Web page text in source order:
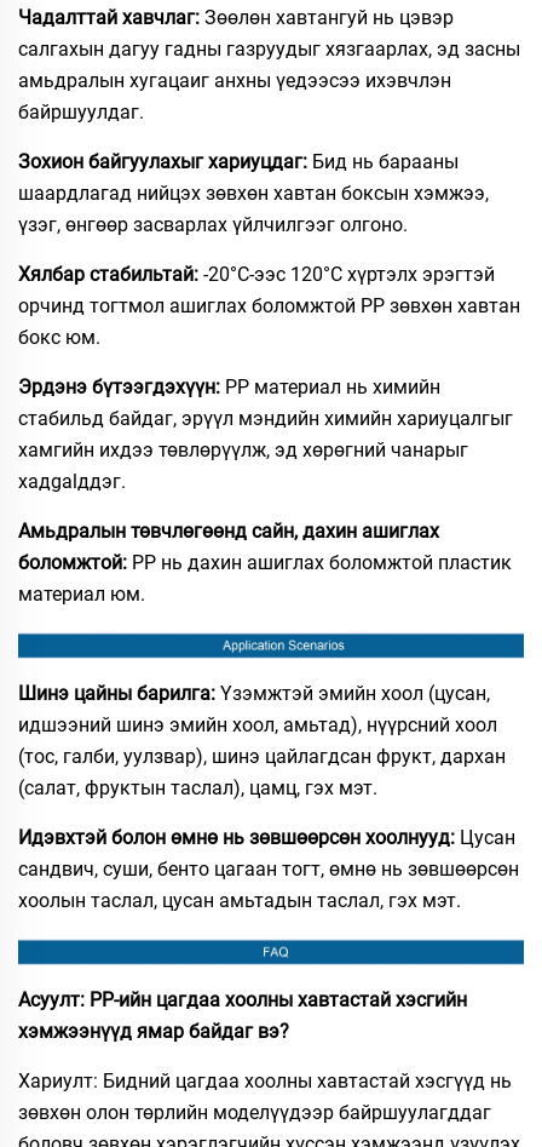
Чадалттай хавчлаг: Зөөлөн хавтангуй нь цэвэр
салгахын дагуу гадны газруудыг хязгаарлах, эд засны
амьдралын хугацаиг анхны үедээсээ ихэвчлэн
байршуулдаг.​
Зохион байгуулахыг хариуцдаг: Бид нь барааны
шаардлагад нийцэх зөвхөн хавтан боксын хэмжээ,
үзэг, өнгөөр засварлах үйлчилгээг олгоно.
Хялбар стабильтай: -20°C-ээс 120°C хүртэлх эрэгтэй
орчинд тогтмол ашиглах боломжтой PP зөвхөн хавтан
бокс юм.
Эрдэнэ бүтээгдэхүүн: PP материал нь химийн
стабильд байдаг, эрүүл мэндийн химийн хариуцалгыг
хамгийн ихдээ төвлөрүүлж, эд хөрөгний чанарыг
хадgalддэг.
Амьдралын төвчлөгөөнд сайн, дахин ашиглах
боломжтой: PP нь дахин ашиглах боломжтой пластик
материал юм.
Шинэ цайны барилга: Үзэмжтэй эмийн хоол (цусан,
идшээний шинэ эмийн хоол, амьтад), нүүрсний хоол
(тос, галби, уулзвар), шинэ цайлагдсан фрукт, дархан
(салат, фруктын таслал), цамц, гэх мэт.
Идэвхтэй болон өмнө нь зөвшөөрсөн хоолнууд: Цусан
сандвич, суши, бенто цагаан тогт, өмнө нь зөвшөөрсөн
хоолын таслал, цусан амьтадын таслал, гэх мэт.
Асуулт: PP-ийн цагдаа хоолны хавтастай хэсгийн
хэмжээнүүд ямар байдаг вэ?
Хариулт: Бидний цагдаа хоолны хавтастай хэсгүүд нь
зөвхөн олон төрлийн моделүүдээр байршуулагддаг